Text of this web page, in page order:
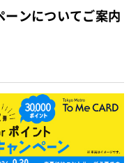
ンについてご案内